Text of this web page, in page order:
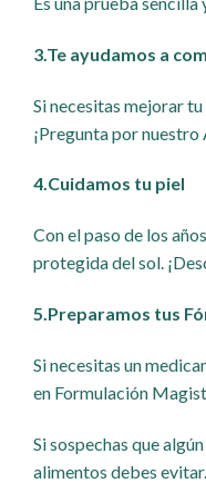
3. Te ayudamos a
Si necesitas mejorar
¡Pregunta por
4.Cuidamos tu piel
Con el paso de los
protegida del sol.
5.Preparamos tus
Si necesitas un
en Formulación
Si sospechas que
alimentos debes evitar.